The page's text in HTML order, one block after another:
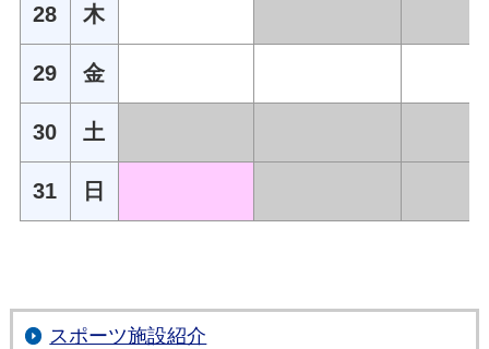
28 木
29 金
30 土
31 日
スポーツ施設紹介